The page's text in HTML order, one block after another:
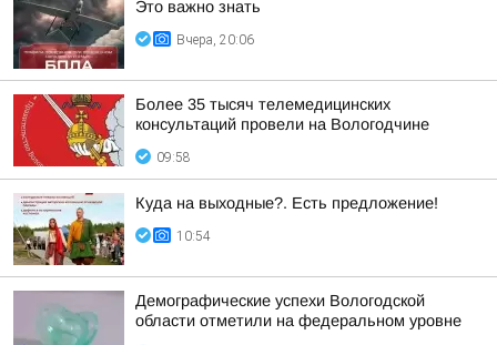
Это важно знать
Вчера, 20:06
Более 35 тысяч телемедицинских
консультаций провели на Вологодчине
09:58
Куда на выходные?. Есть предложение!
10:54
Демографические успехи Вологодской
области отметили на федеральном уровне